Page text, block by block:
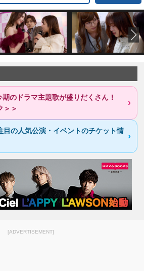
期のドラマ主題歌が盛りだくさん！
＞＞
目の人気公演・イベントのチケット情
[ADVERTISEMENT]